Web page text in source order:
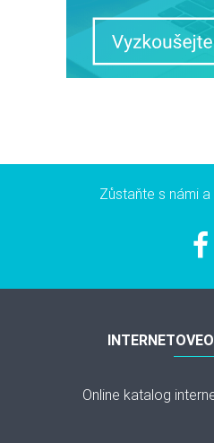
Zůstaňte s námi
Online katalog